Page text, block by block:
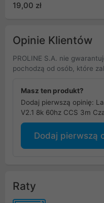
19,00 zł
Opinie Klientów
PROLINE S.A. nie
pochodzą od osób, które
Masz ten produkt?
Dodaj pierwszą opinię:
V2.1 8k 60hz CCS 3m
Dodaj pierwszą
Raty